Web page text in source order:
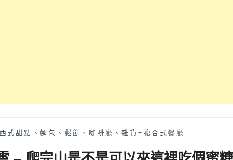
式甜點、麵包、鬆餅、咖啡廳、雜貨+複合式餐廳 —